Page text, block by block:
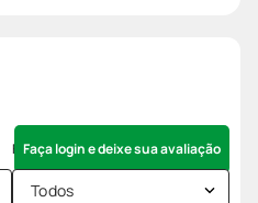
Faça login e deixe sua avaliação
Todos